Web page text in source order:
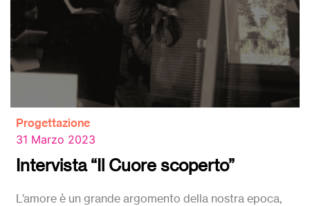
Progettazione
31 Marzo 2023
Intervista “Il Cuore scoperto”
L’amore è un grande argomento della nostra epoca,